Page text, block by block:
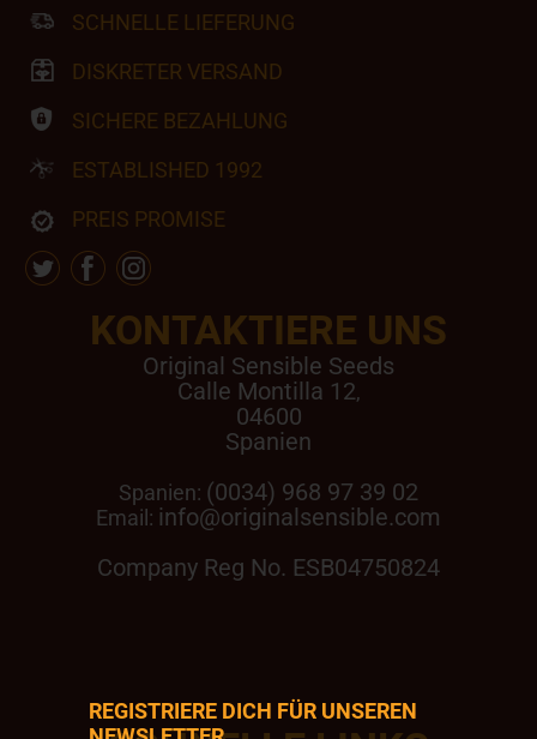
KONTAKTIERE UNS
Original Sensible Seeds
Calle Montilla 12,
04600
Spanien
Spanien: (0034) 968 97 39 02
Email: info@originalsensible.com
Company Reg No. ESB04750824
SCHNELLE LIEFERUNG
DISKRETER VERSAND
SICHERE BEZAHLUNG
ESTABLISHED 1992
PREIS PROMISE
REGISTRIERE DICH FÜR UNSEREN